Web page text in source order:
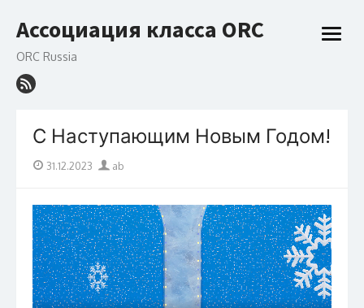
к
содержанию
Ассоциация класса ORC
ORC Russia
С Наступающим Новым Годом!
Опубликовано
31.12.2023 Автор
ab